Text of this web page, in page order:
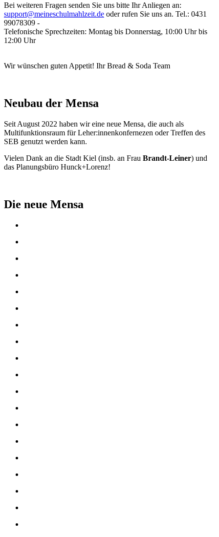
Bei weiteren Fragen senden Sie uns bitte Ihr Anliegen an:
support@meineschulmahlzeit.de oder rufen Sie uns an. Tel.: 0431
99078309 -
Telefonische Sprechzeiten: Montag bis Donnerstag, 10:00 Uhr bis
12:00 Uhr
Wir wünschen guten Appetit! Ihr Bread & Soda Team
Neubau der Mensa
Seit August 2022 haben wir eine neue Mensa, die auch als
Multifunktionsraum für Leher:innenkonfernezen oder Treffen des
SEB genutzt werden kann.
Vielen Dank an die Stadt Kiel (insb. an Frau Brandt-Leiner) und
das Planungsbüro Hunck+Lorenz!
Die neue Mensa